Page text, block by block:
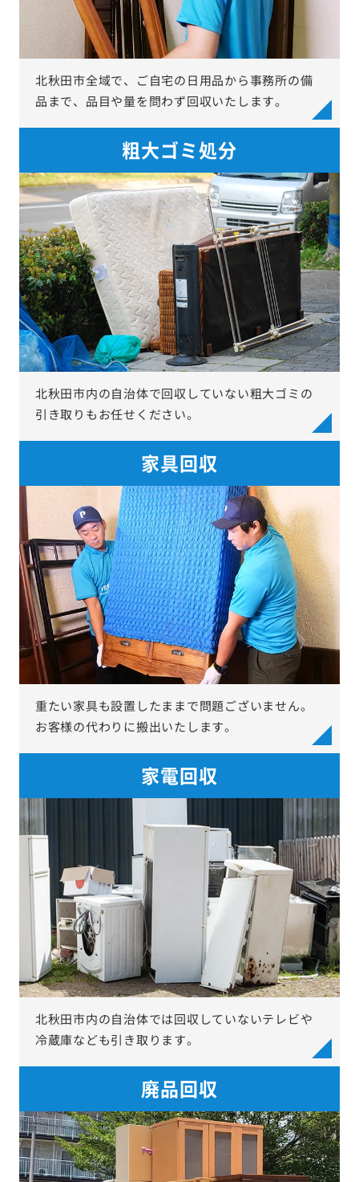
北秋田市全域で、ご自宅の日用品から事務所の備
品まで、品目や量を問わず回収いたします。
粗大ゴミ処分
北秋田市内の自治体で回収していない粗大ゴミの
引き取りもお任せください。
家具回収
重たい家具も設置したままで問題ございません。
お客様の代わりに搬出いたします。
家電回収
北秋田市内の自治体では回収していないテレビや
冷蔵庫なども引き取ります。
廃品回収